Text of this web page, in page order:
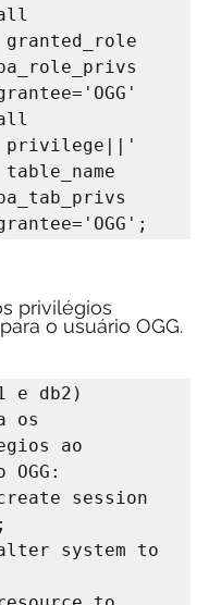
privilege||'
privilégios
o usuário OGG.
e db2)
os
ao
session
system to